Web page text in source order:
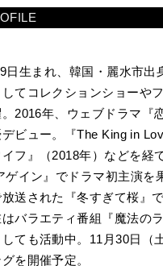
日生まれ、韓国・麗水市出
てコレクションショーや
2016年、ウェブドラマ『
ビュー。『The King in
イフ』（2018年）などを経
ゲイン』でドラマ初主演を
送された『冬すぎて桜』
バラエティ番組『魔法の
ても活動中。11月30日（
を開催予定。